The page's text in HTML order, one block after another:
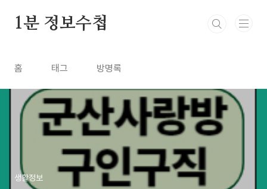
1분 정보수첩
홈 태그 방명록
생활정보